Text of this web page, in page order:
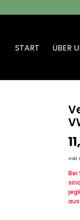
START ÜBER
inkl.
Bei